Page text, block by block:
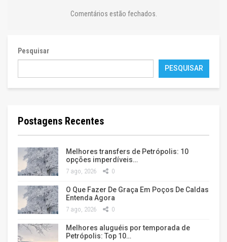
Comentários estão fechados.
Pesquisar
PESQUISAR
Postagens Recentes
Melhores transfers de Petrópolis: 10
opções imperdíveis…
7 ago, 2026 0
O Que Fazer De Graça Em Poços De Caldas
Entenda Agora
7 ago, 2026 0
Melhores aluguéis por temporada de
Petrópolis: Top 10…